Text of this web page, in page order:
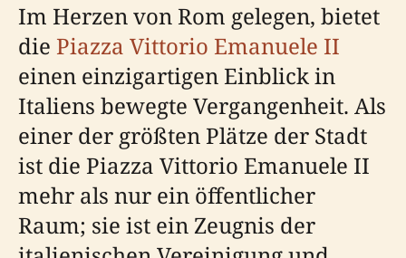
Im Herzen von Rom gelegen, bietet
die Piazza Vittorio Emanuele II
einen einzigartigen Einblick in
Italiens bewegte Vergangenheit. Als
einer der größten Plätze der Stadt
ist die Piazza Vittorio Emanuele II
mehr als nur ein öffentlicher
Raum; sie ist ein Zeugnis der